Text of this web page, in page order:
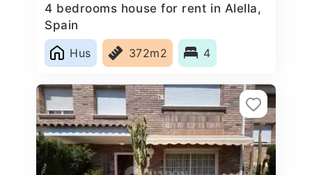
4 bedrooms house for rent in Alella,
Spain
Hus
372m2 4